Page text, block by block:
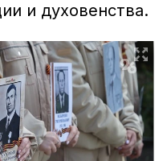
и духовенства.